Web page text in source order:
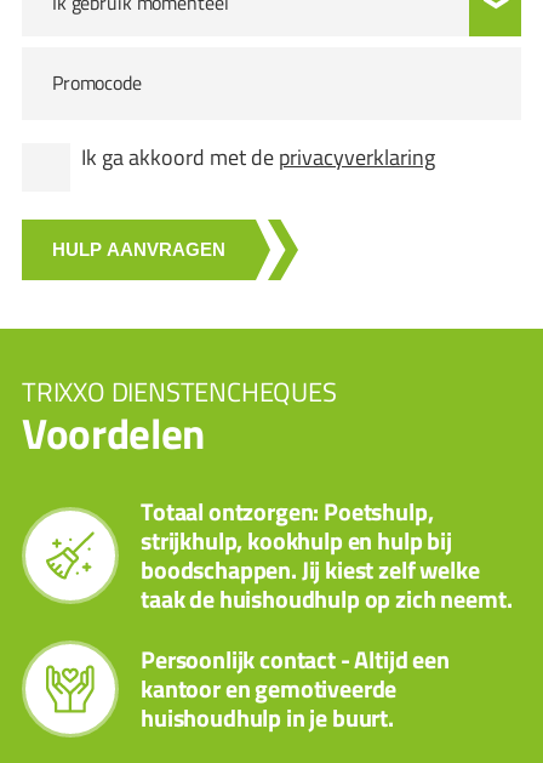
TRIXXO DIENSTENCHEQUES
Voordelen
Totaal ontzorgen: Poetshulp,
strijkhulp, kookhulp en hulp bij
boodschappen. Jij kiest zelf welke
taak de huishoudhulp op zich neemt.
Persoonlijk contact - Altijd een
kantoor en gemotiveerde
huishoudhulp in je buurt.
Promocode
Ik ga akkoord met deprivacyverklaring
HULP AANVRAGEN